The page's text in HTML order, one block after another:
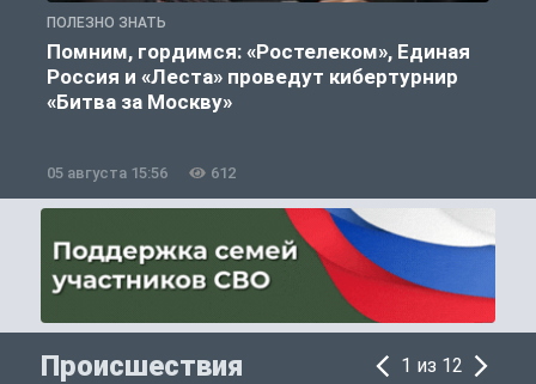
ПОЛЕЗНО ЗНАТЬ
Помним, гордимся: «Ростелеком», Единая
Россия и «Леста» проведут кибертурнир
«Битва за Москву»
05 августа 15:56 612
Происшествия 1 из 12